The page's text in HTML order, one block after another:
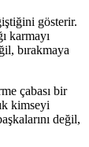
gösterir.
karmayı
bırakmaya
çabası bir
kimseyi
değil,